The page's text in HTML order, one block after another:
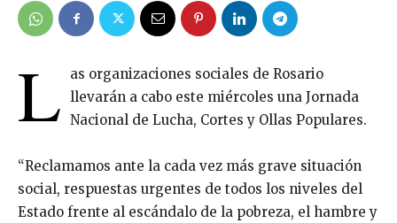
L
as organizaciones sociales de Rosario
llevarán a cabo este miércoles una Jornada
Nacional de Lucha, Cortes y Ollas Populares.
“Reclamamos ante la cada vez más grave situación
social, respuestas urgentes de todos los niveles del
Estado frente al escándalo de la pobreza, el hambre y